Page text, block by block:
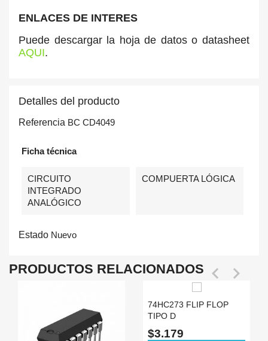
ENLACES DE INTERES
Puede descargar la hoja de datos o datasheet
AQUI.
Detalles del producto
Referencia BC CD4049
Ficha técnica
CIRCUITO
INTEGRADO
ANALÓGICO
COMPUERTA LÓGICA
Estado Nuevo
PRODUCTOS RELACIONADOS  
74HC273 FLIP FLOP
TIPO D
$3.179